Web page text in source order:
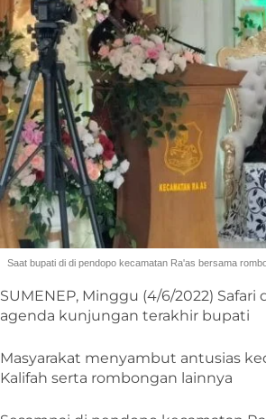
Saat bupati di di pendopo kecamatan Ra'as bersama
SUMENEP, Minggu (4/6/2022)
agenda kunjungan terakhir bupati
Masyarakat menyambut antusias
Kalifah serta rombongan lainnya